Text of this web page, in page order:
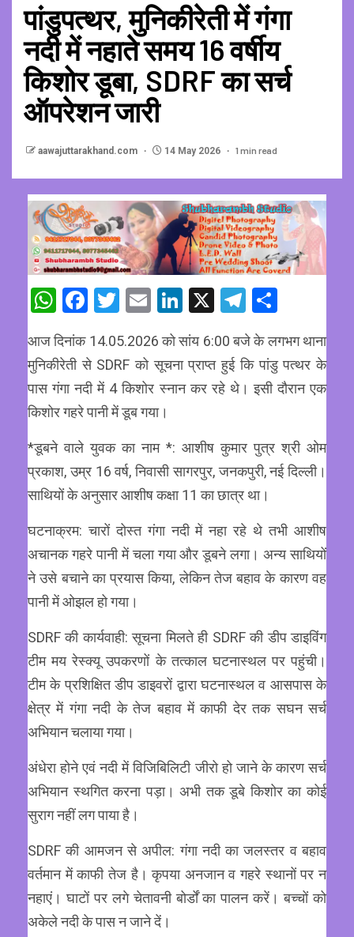
पांडुपत्थर, मुनिकीरेती में गंगा
नदी में नहाते समय 16 वर्षीय
किशोर डूबा, SDRF का सर्च
ऑपरेशन जारी
aawajuttarakhand.com 14 May 2026 1 min read
WhatsApp
Facebook
Twitter
EmailLinkedIn
X Telegram
आज दिनांक 14.05.2026 को सांय 6:00 बजे के लगभग थाना
मुनिकीरेती से SDRF को सूचना प्राप्त हुई कि पांडु पत्थर के
पास गंगा नदी में 4 किशोर स्नान कर रहे थे। इसी दौरान एक
किशोर गहरे पानी में डूब गया।
*डूबने वाले युवक का नाम *: आशीष कुमार पुत्र श्री ओम
प्रकाश, उम्र 16 वर्ष, निवासी सागरपुर, जनकपुरी, नई दिल्ली।
साथियों के अनुसार आशीष कक्षा 11 का छात्र था।
घटनाक्रम: चारों दोस्त गंगा नदी में नहा रहे थे तभी आशीष
अचानक गहरे पानी में चला गया और डूबने लगा। अन्य साथियों
ने उसे बचाने का प्रयास किया, लेकिन तेज बहाव के कारण वह
पानी में ओझल हो गया।
SDRF की कार्यवाही: सूचना मिलते ही SDRF की डीप डाइविंग
टीम मय रेस्क्यू उपकरणों के तत्काल घटनास्थल पर पहुंची।
टीम के प्रशिक्षित डीप डाइवरों द्वारा घटनास्थल व आसपास के
क्षेत्र में गंगा नदी के तेज बहाव में काफी देर तक सघन सर्च
अभियान चलाया गया।
अंधेरा होने एवं नदी में विजिबिलिटी जीरो हो जाने के कारण सर्च
अभियान स्थगित करना पड़ा। अभी तक डूबे किशोर का कोई
सुराग नहीं लग पाया है।
SDRF की आमजन से अपील: गंगा नदी का जलस्तर व बहाव
वर्तमान में काफी तेज है। कृपया अनजान व गहरे स्थानों पर न
नहाएं। घाटों पर लगे चेतावनी बोर्डों का पालन करें। बच्चों को
अकेले नदी के पास न जाने दें।